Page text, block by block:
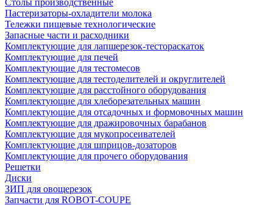
Столы производственные
Пастеризаторы-охладители молока
Тележки пищевые технологические
Запасные части и расходники
Комплектующие для лапшерезок-тестораскаток
Комплектующие для печей
Комплектующие для тестомесов
Комплектующие для тестоделителей и округлителей
Комплектующие для расстойного оборудования
Комплектующие для хлеборезательных машин
Комплектующие для отсадочных и формовочных машин
Комплектующие для дражировочных барабанов
Комплектующие для мукопросеивателей
Комплектующие для шприцов-дозаторов
Комплектующие для прочего оборудования
Решетки
Диски
ЗИП для овощерезок
Запчасти для ROBOT-COUPE